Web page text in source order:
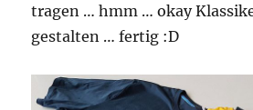
tragen … hmm … okay
gestalten … fertig :D